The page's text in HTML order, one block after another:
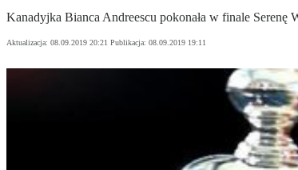
Kanadyjka Bianca Andreescu pokonała w finale
Aktualizacja: 08.09.2019 20:21 Publikacja: 08.09.2019 19:11